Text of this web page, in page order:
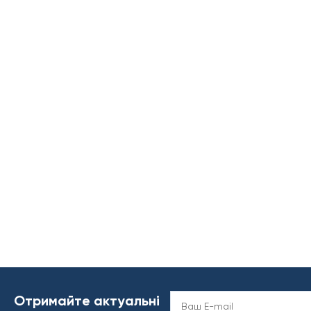
Отримайте актуальні